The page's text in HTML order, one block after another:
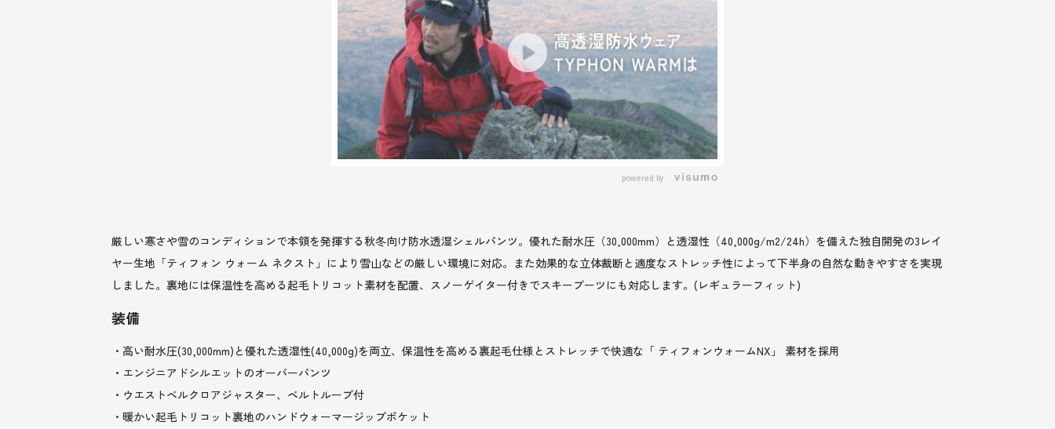
powered by
厳しい寒さや雪のコンディションで本領を発揮する秋冬向け防水透湿シェルパンツ。優れた耐水圧（30,000mm）と透湿性（40,000g/m2/24h）を備えた独自開発の3レイ
ヤー生地「ティフォン ウォーム ネクスト」により雪山などの厳しい環境に対応。また効果的な立体裁断と適度なストレッチ性によって下半身の自然な動きやすさを実現
しました。裏地には保温性を高める起毛トリコット素材を配置、スノーゲイター付きでスキーブーツにも対応します。(レギュラーフィット)
装備
・高い耐水圧(30,000mm)と優れた透湿性(40,000g)を両立、保温性を高める裏起毛仕様とストレッチで快適な「 ティフォンウォームNX」 素材を採用
・エンジニアドシルエットのオーバーパンツ
・ウエストベルクロアジャスター、ベルトループ付
・暖かい起毛トリコット裏地のハンドウォーマージップポケット